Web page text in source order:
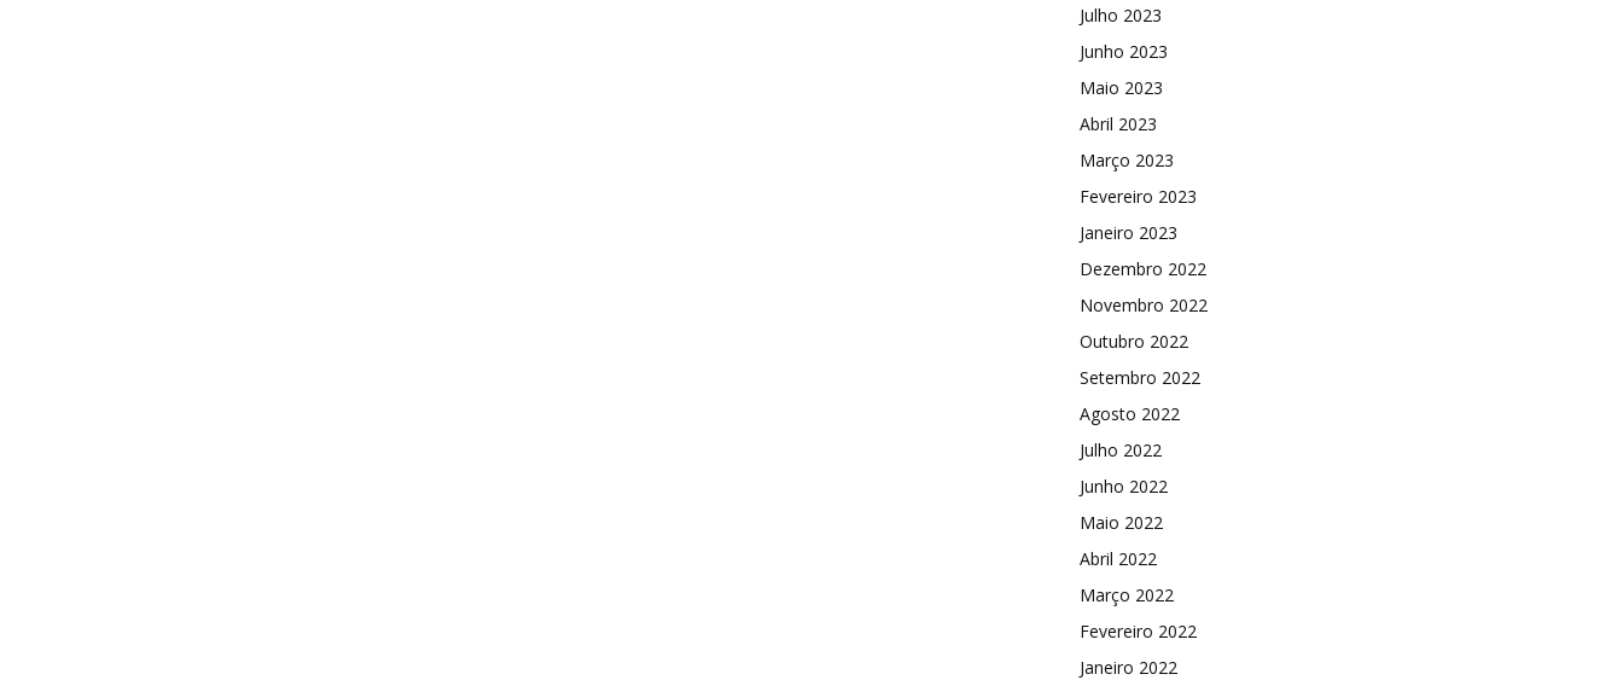
Julho 2023
Junho 2023
Maio 2023
Abril 2023
Março 2023
Fevereiro 2023
Janeiro 2023
Dezembro 2022
Novembro 2022
Outubro 2022
Setembro 2022
Agosto 2022
Julho 2022
Junho 2022
Maio 2022
Abril 2022
Março 2022
Fevereiro 2022
Janeiro 2022